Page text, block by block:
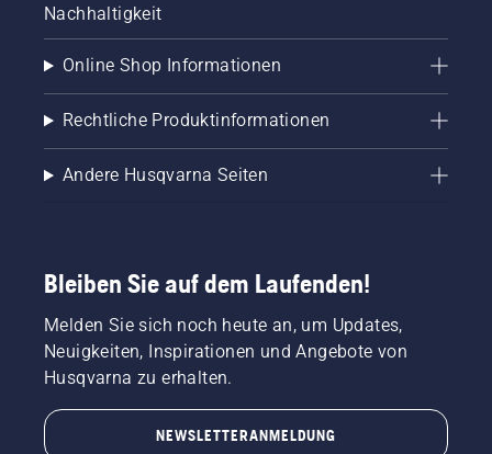
Nachhaltigkeit
Online Shop Informationen
Rechtliche Produktinformationen
Andere Husqvarna Seiten
Bleiben Sie auf dem Laufenden!
Melden Sie sich noch heute an, um Updates,
Neuigkeiten, Inspirationen und Angebote von
Husqvarna zu erhalten.
NEWSLETTERANMELDUNG